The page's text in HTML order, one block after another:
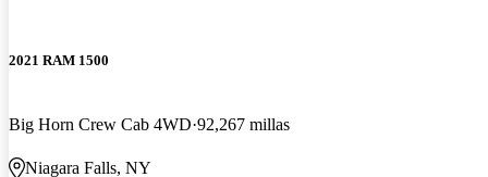
2021 RAM 1500
Big Horn Crew Cab 4WD 92,267 millas
Niagara Falls, NY